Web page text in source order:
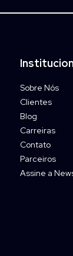
Sobre Nós
Clientes
Blog
Carreiras
Contato
Parceiros
Assine a